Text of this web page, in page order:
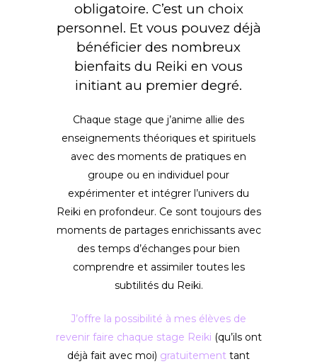
obligatoire. C’est un choix
personnel. Et vous pouvez déjà
bénéficier des nombreux
bienfaits du Reiki en vous
initiant au premier degré.
Chaque stage que j’anime allie des
enseignements théoriques et spirituels
avec des moments de pratiques en
groupe ou en individuel pour
expérimenter et intégrer l’univers du
Reiki en profondeur. Ce sont toujours des
moments de partages enrichissants avec
des temps d’échanges pour bien
comprendre et assimiler toutes les
subtilités du Reiki.
J’offre la possibilité à mes élèves de
revenir faire chaque stage Reiki (qu’ils ont
déjà fait avec moi) gratuitement tant